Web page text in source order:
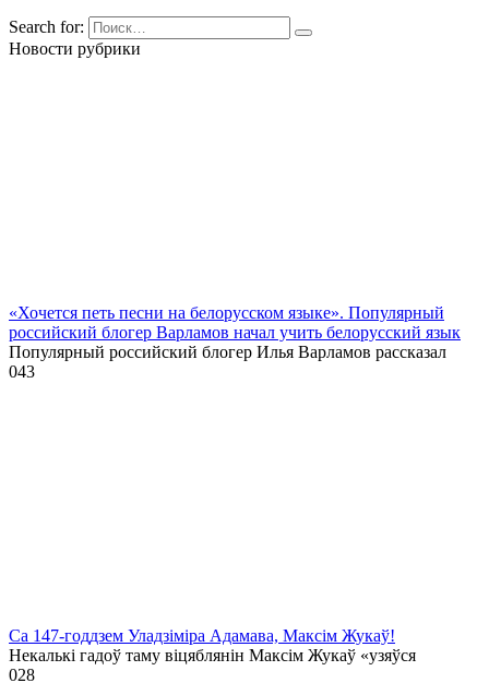
Search for:
Новости рубрики
«Хочется петь песни на белорусском языке». Популярный
российский блогер Варламов начал учить белорусский язык
Популярный российский блогер Илья Варламов рассказал
043
Са 147-годдзем Уладзіміра Адамава, Максім Жукаў!
Некалькі гадоў таму віцяблянін Максім Жукаў «узяўся
028